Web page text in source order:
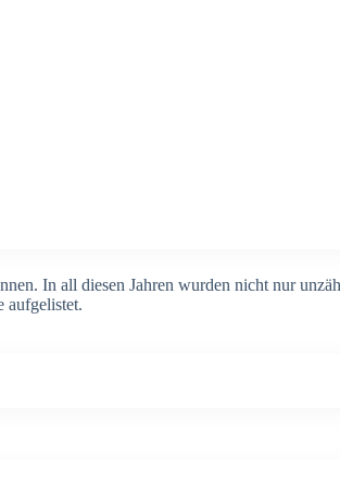
In all die­sen Jah­ren wur­den nicht nur
auf­ge­lis­tet.